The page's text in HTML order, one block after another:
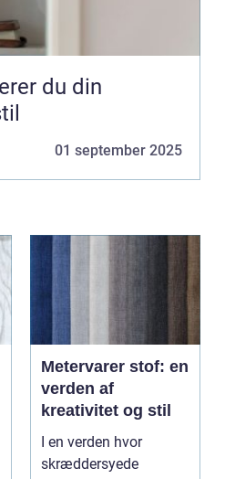
du din
01 september 2025
Metervarer stof: en
verden af
kreativitet og stil
I en verden hvor
skræddersyede